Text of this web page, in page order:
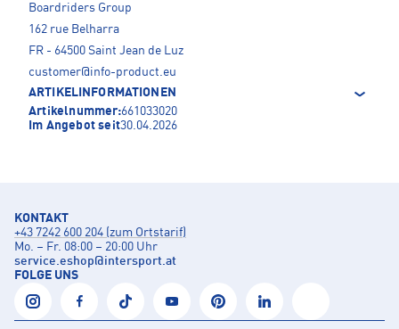
Boardriders Group
162 rue Belharra
FR - 64500 Saint Jean de Luz
customer@info-product.eu
ARTIKELINFORMATIONEN
Artikelnummer:661033020
Im Angebot seit30.04.2026
KONTAKT
+43 7242 600 204 (zum Ortstarif)
Mo. – Fr. 08:00 – 20:00 Uhr
service.eshop@intersport.at
FOLGE UNS